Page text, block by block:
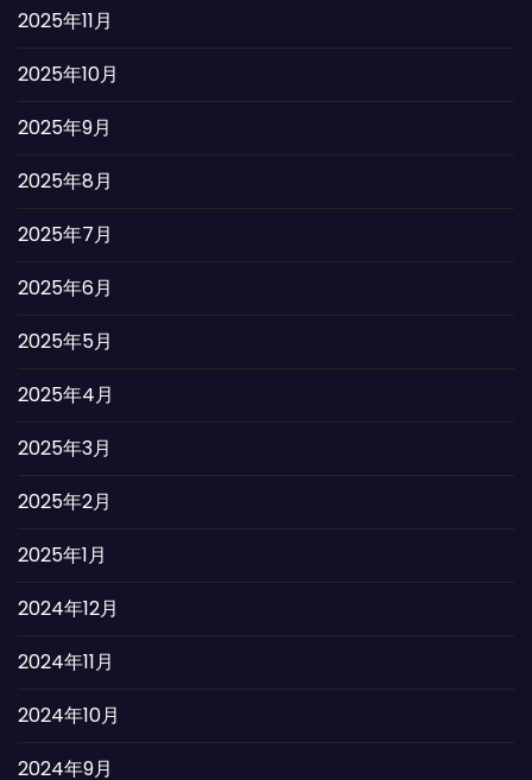
2025年11月
2025年10月
2025年9月
2025年8月
2025年7月
2025年6月
2025年5月
2025年4月
2025年3月
2025年2月
2025年1月
2024年12月
2024年11月
2024年10月
2024年9月